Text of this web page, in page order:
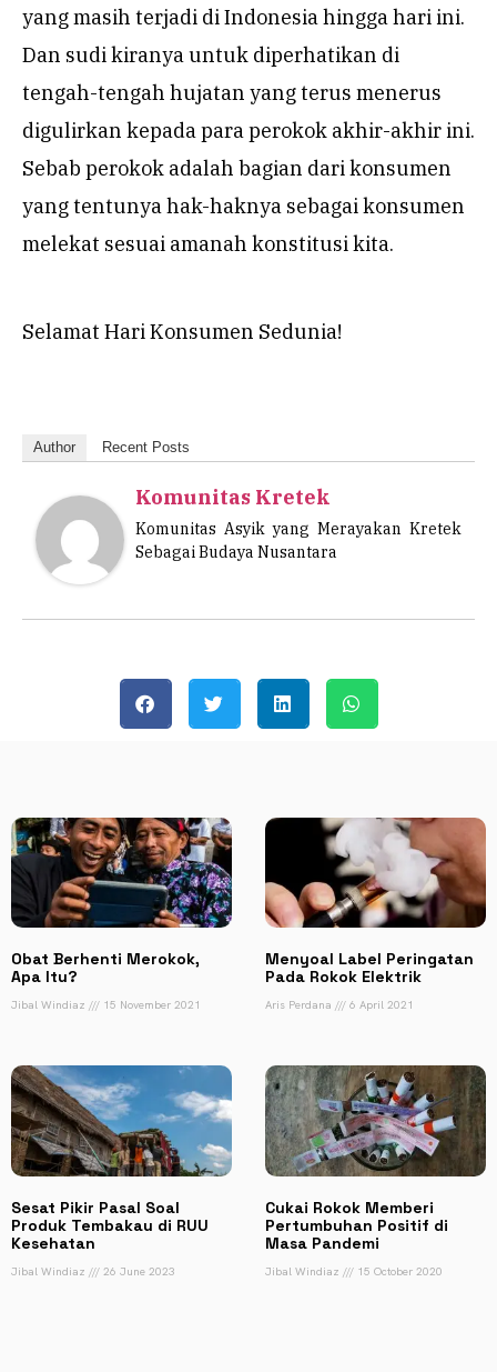
yang masih terjadi di Indonesia hingga hari ini.
Dan sudi kiranya untuk diperhatikan di
tengah-tengah hujatan yang terus menerus
digulirkan kepada para perokok akhir-akhir ini.
Sebab perokok adalah bagian dari konsumen
yang tentunya hak-haknya sebagai konsumen
melekat sesuai amanah konstitusi kita.
Selamat Hari Konsumen Sedunia!
Author Recent Posts
Komunitas Kretek
Komunitas Asyik yang Merayakan Kretek
Sebagai Budaya Nusantara
Obat Berhenti Merokok,
Apa Itu?
Jibal Windiaz 15 November 2021
Menyoal Label Peringatan
Pada Rokok Elektrik
Aris Perdana 6 April 2021
Sesat Pikir Pasal Soal
Produk Tembakau di RUU
Kesehatan
Jibal Windiaz 26 June 2023
Cukai Rokok Memberi
Pertumbuhan Positif di
Masa Pandemi
Jibal Windiaz 15 October 2020